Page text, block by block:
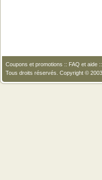
Coupons et promotions :: FAQ et aide ::
Tous droits réservés. Copyright ©